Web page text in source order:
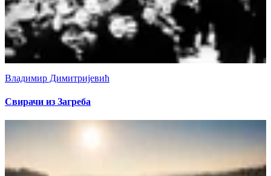
Владимир Димитријевић
Свирачи из Загреба